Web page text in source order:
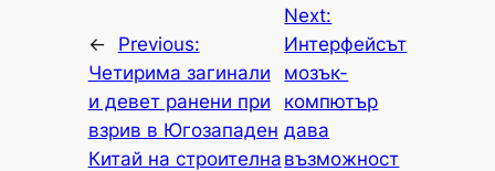
←
Previous:
Четирима загинали
и девет ранени при
взрив в Югозападен
Китай на строителна
Next:
Интерфейсът
мозък-
компютър
дава
възможност